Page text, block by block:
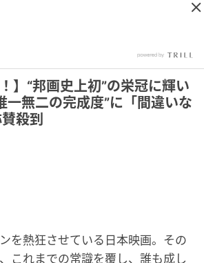
】“邦画史上初”の栄冠に輝い
一無二の完成度”に「間違いな
殺到
を熱狂させている日本映画。その
これまでの常識を覆し、誰も成し